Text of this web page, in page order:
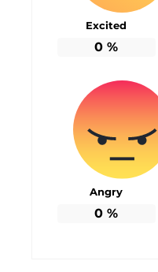
Excited
0 %
Angry
0 %